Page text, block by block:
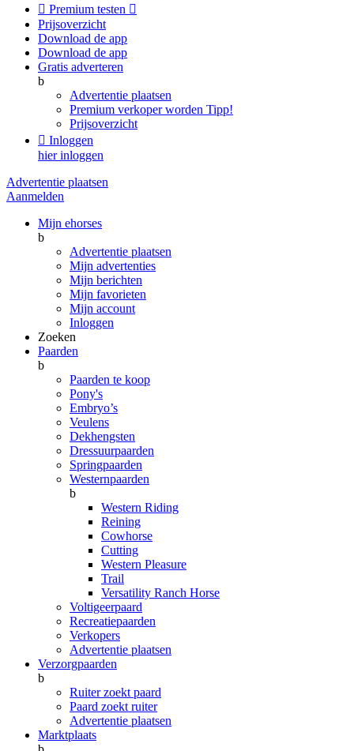
 Premium testen 
Prijsoverzicht
Download de app
Download de app
Gratis adverteren
b
Advertentie plaatsen
Premium verkoper worden Tipp!
Prijsoverzicht
 Inloggen
hier inloggen
Advertentie plaatsen
Aanmelden
Mijn ehorses
b
Advertentie plaatsen
Mijn advertenties
Mijn berichten
Mijn favorieten
Mijn account
Inloggen
Zoeken
Paarden
b
Paarden te koop
Pony's
Embryo’s
Veulens
Dekhengsten
Dressuurpaarden
Springpaarden
Westernpaarden
b
Western Riding
Reining
Cowhorse
Cutting
Western Pleasure
Trail
Versatility Ranch Horse
Voltigeerpaard
Recreatiepaarden
Verkopers
Advertentie plaatsen
Verzorgpaarden
b
Ruiter zoekt paard
Paard zoekt ruiter
Advertentie plaatsen
Marktplaats